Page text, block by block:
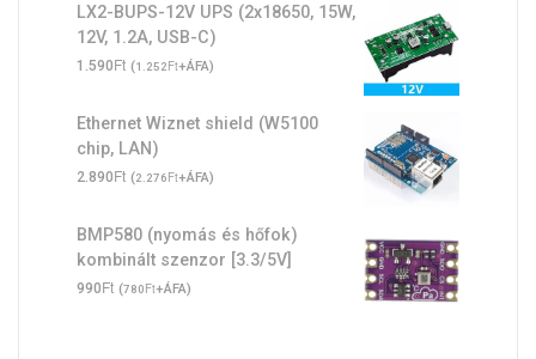
LX2-BUPS-12V UPS (2x18650, 15W,
12V, 1.2A, USB-C)
1.590Ft (1.252Ft+ÁFA)
Ethernet Wiznet shield (W5100
chip, LAN)
2.890Ft (2.276Ft+ÁFA)
BMP580 (nyomás és hőfok)
kombinált szenzor [3.3/5V]
990Ft (780Ft+ÁFA)